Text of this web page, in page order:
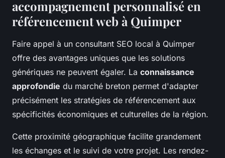
accompagnement personnalisé en
référencement web à Quimper
Faire appel à un consultant SEO local à Quimper
offre des avantages uniques que les solutions
génériques ne peuvent égaler. La connaissance
approfondie du marché breton permet d'adapter
précisément les stratégies de référencement aux
spécificités économiques et culturelles de la région.
Cette proximité géographique facilite grandement
les échanges et le suivi de votre projet. Les rendez-